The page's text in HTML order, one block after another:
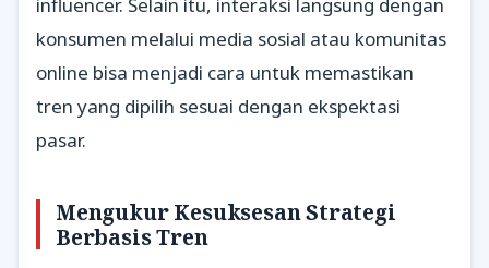
influencer. Selain itu, interaksi langsung dengan
konsumen melalui media sosial atau komunitas
online bisa menjadi cara untuk memastikan
tren yang dipilih sesuai dengan ekspektasi
pasar.
Mengukur Kesuksesan Strategi
Berbasis Tren